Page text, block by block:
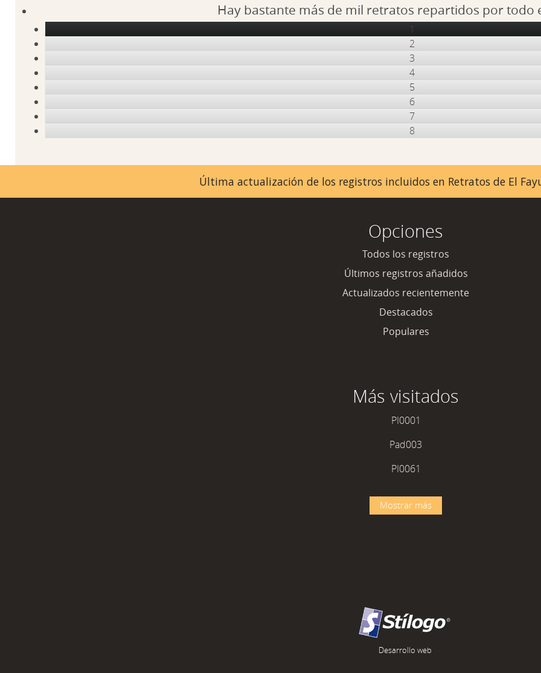
Hay bastante más de mil retratos repartidos por todo
1
2
3
4
5
6
7
8
Última actualización de los registros incluidos en Retratos de El
Opciones
Todos los registros
Últimos registros añadidos
Actualizados recientemente
Destacados
Populares
Más visitados
PI0001
Pad003
PI0061
Mostrar más
Desarrollo web